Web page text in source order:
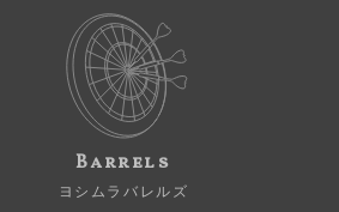
Barrels
ヨシムラバレルズ